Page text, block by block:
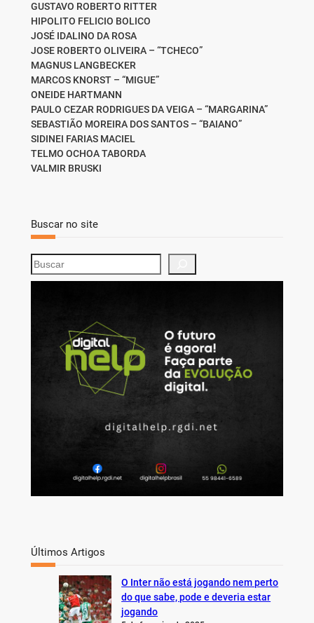
GUSTAVO ROBERTO RITTER
HIPOLITO FELICIO BOLICO
JOSÉ IDALINO DA ROSA
JOSE ROBERTO OLIVEIRA – “TCHECO”
MAGNUS LANGBECKER
MARCOS KNORST – “MIGUE”
ONEIDE HARTMANN
PAULO CEZAR RODRIGUES DA VEIGA – “MARGARINA”
SEBASTIÃO MOREIRA DOS SANTOS – “BAIANO”
SIDINEI FARIAS MACIEL
TELMO OCHOA TABORDA
VALMIR BRUSKI
Buscar no site
S
e
Últimos Artigos
O Inter não está jogando nem perto
do que sabe, pode e deveria estar
jogando